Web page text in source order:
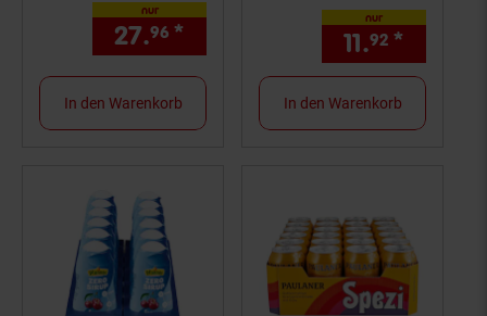
nur
27.96 * € Sternchen
In den Warenkorb
nur
11.92 *
In den Warenkorb